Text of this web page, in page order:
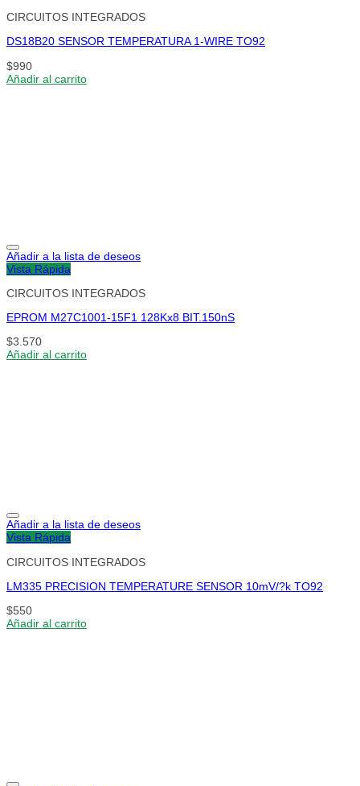
CIRCUITOS INTEGRADOS
DS18B20 SENSOR TEMPERATURA 1-WIRE TO92
$990
Añadir al carrito
Añadir a la lista de deseos
Vista Rápida
CIRCUITOS INTEGRADOS
EPROM M27C1001-15F1 128Kx8 BIT.150nS
$3.570
Añadir al carrito
Añadir a la lista de deseos
Vista Rápida
CIRCUITOS INTEGRADOS
LM335 PRECISION TEMPERATURE SENSOR 10mV/?k TO92
$550
Añadir al carrito